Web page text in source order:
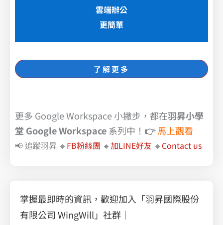
雲端辦公
更簡單
了解更多
更多 Google Workspace 小撇步，都在羽昇小學
堂 Google Workspace系列中！ 👉馬上觀看
📢 追蹤羽昇 🔸 FB粉絲團 🔸加LINE好友 🔸 Contact us
掌握最即時的資訊，歡迎加入「羽昇國際股份
有限公司 WingWill」社群｜